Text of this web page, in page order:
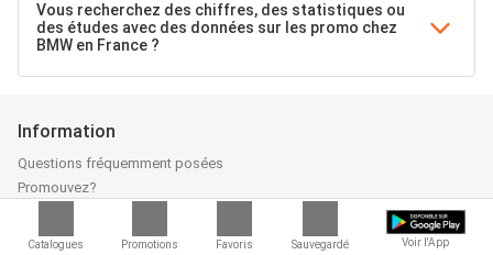
Catalogues Promotions Favoris Sauvegardé Voir l'App
Vous recherchez des chiffres, des statistiques ou
des études avec des données sur les promo chez
BMW en France ?
Information
Questions fréquemment posées
Promouvez?
Marques